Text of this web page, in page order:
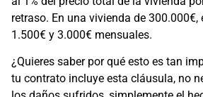
retraso. En una vivienda de
1.500€ y 3.000€ mensuales.
¿Quieres saber por qué esto es tan
tu contrato incluye esta cláusula, no